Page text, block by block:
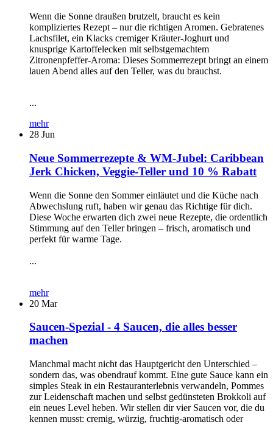
Wenn die Sonne draußen brutzelt, braucht es kein
kompliziertes Rezept – nur die richtigen Aromen. Gebratenes
Lachsfilet, ein Klacks cremiger Kräuter-Joghurt und
knusprige Kartoffelecken mit selbstgemachtem
Zitronenpfeffer-Aroma: Dieses Sommerrezept bringt an einem
lauen Abend alles auf den Teller, was du brauchst.
...
mehr
28 Jun
Neue Sommerrezepte & WM-Jubel: Caribbean
Jerk Chicken, Veggie-Teller und 10 % Rabatt
Wenn die Sonne den Sommer einläutet und die Küche nach
Abwechslung ruft, haben wir genau das Richtige für dich.
Diese Woche erwarten dich zwei neue Rezepte, die ordentlich
Stimmung auf den Teller bringen – frisch, aromatisch und
perfekt für warme Tage.
...
mehr
20 Mar
Saucen-Spezial - 4 Saucen, die alles besser
machen
Manchmal macht nicht das Hauptgericht den Unterschied –
sondern das, was obendrauf kommt. Eine gute Sauce kann ein
simples Steak in ein Restauranterlebnis verwandeln, Pommes
zur Leidenschaft machen und selbst gedünsteten Brokkoli auf
ein neues Level heben. Wir stellen dir vier Saucen vor, die du
kennen musst: cremig, würzig, fruchtig-aromatisch oder